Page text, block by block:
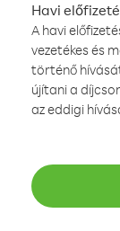
Havi
A havi
vezetékes és
történő
újítani a
az eddigi